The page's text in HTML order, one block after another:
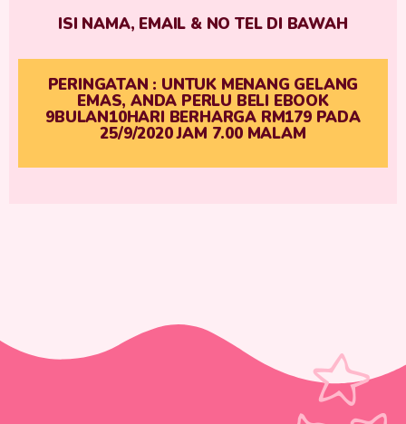
ISI NAMA, EMAIL & NO TEL DI BAWAH
PERINGATAN : UNTUK MENANG GELANG
EMAS, ANDA PERLU BELI EBOOK
9BULAN10HARI BERHARGA RM179 PADA
25/9/2020 JAM 7.00 MALAM